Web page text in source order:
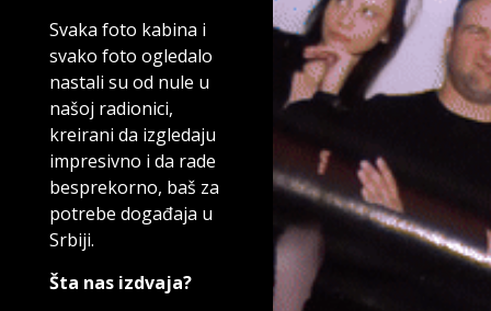
Svaka foto kabina i
svako foto ogledalo
nastali su od nule u
našoj radionici,
kreirani da izgledaju
impresivno i da rade
besprekorno, baš za
potrebe događaja u
Srbiji.
Šta nas izdvaja?